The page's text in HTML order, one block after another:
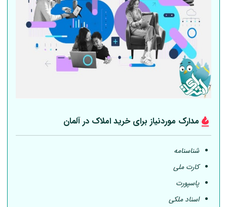
مدارک موردنیاز برای خرید املاک درآلمان
شناسنامه
کارت ملی
پاسپورت
اسناد ملکی